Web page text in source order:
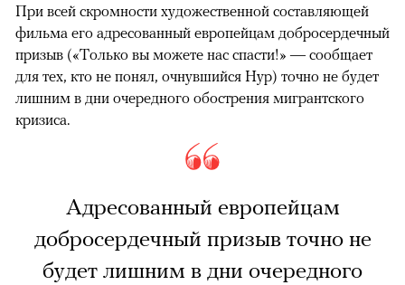
При всей скромности художественной составляющей
фильма его адресованный европейцам добросердечный
призыв («Только вы можете нас спасти!» — сообщает
для тех, кто не понял, очнувшийся Нур) точно не будет
лишним в дни очередного обострения мигрантского
кризиса.
Адресованный европейцам
добросердечный призыв точно не
будет лишним в дни очередного